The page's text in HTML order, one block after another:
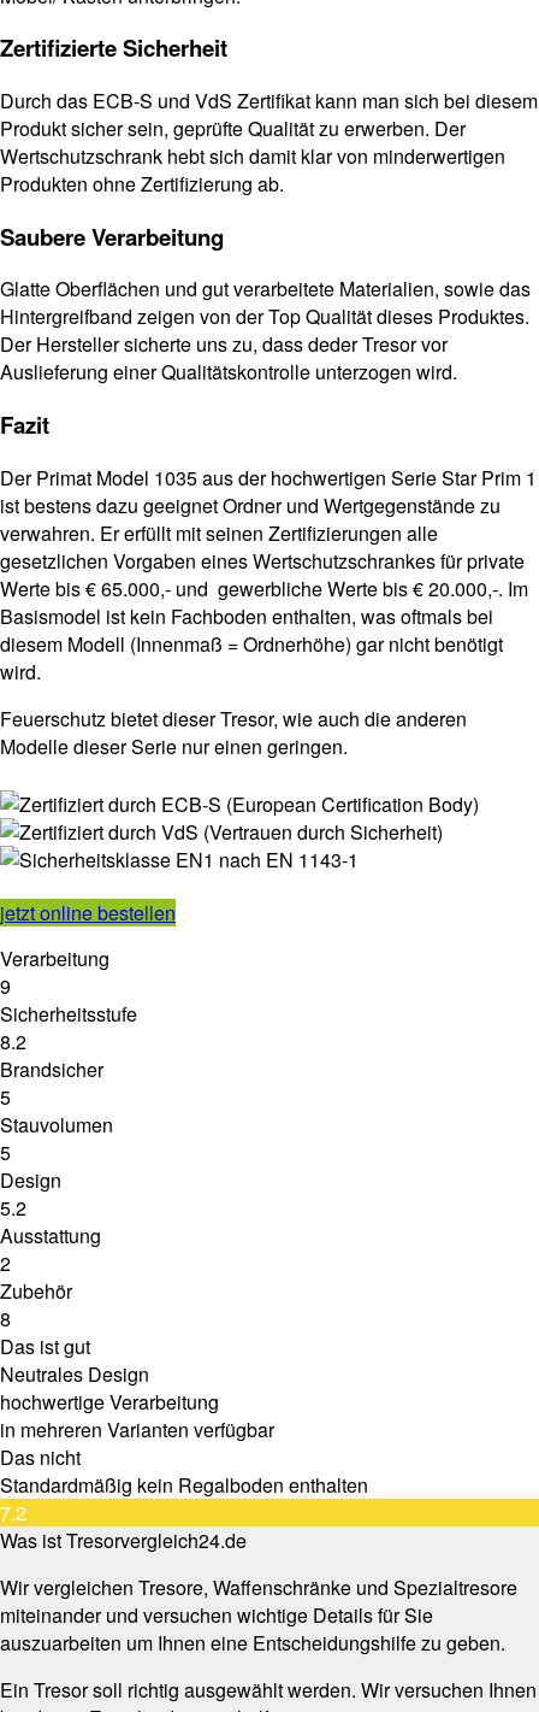
Zertifizierte Sicherheit
Durch das ECB-S und VdS Zertifikat kann man sich bei diesem
Produkt sicher sein, geprüfte Qualität zu erwerben. Der
Wertschutzschrank hebt sich damit klar von minderwertigen
Produkten ohne Zertifizierung ab.
Saubere Verarbeitung
Glatte Oberflächen und gut verarbeitete Materialien, sowie das
Hintergreifband zeigen von der Top Qualität dieses Produktes.
Der Hersteller sicherte uns zu, dass deder Tresor vor
Auslieferung einer Qualitätskontrolle unterzogen wird.
Fazit
Der Primat Model 1035 aus der hochwertigen Serie Star Prim 1
ist bestens dazu geeignet Ordner und Wertgegenstände zu
verwahren. Er erfüllt mit seinen Zertifizierungen alle
gesetzlichen Vorgaben eines Wertschutzschrankes für private
Werte bis € 65.000,- und gewerbliche Werte bis € 20.000,-. Im
Basismodel ist kein Fachboden enthalten, was oftmals bei
diesem Modell (Innenmaß = Ordnerhöhe) gar nicht benötigt
wird.
Feuerschutz bietet dieser Tresor, wie auch die anderen
Modelle dieser Serie nur einen geringen.
jetzt online bestellen
Verarbeitung
9
Sicherheitsstufe
8.2
Brandsicher
5
Stauvolumen
5
Design
5.2
Ausstattung
2
Zubehör
8
Das ist gut
Neutrales Design
hochwertige Verarbeitung
in mehreren Varianten verfügbar
Das nicht
Standardmäßig kein Regalboden enthalten
7.2
Was ist Tresorvergleich24.de
Wir vergleichen Tresore, Waffenschränke und Spezialtresore
miteinander und versuchen wichtige Details für Sie
auszuarbeiten um Ihnen eine Entscheidungshilfe zu geben.
Ein Tresor soll richtig ausgewählt werden. Wir versuchen Ihnen